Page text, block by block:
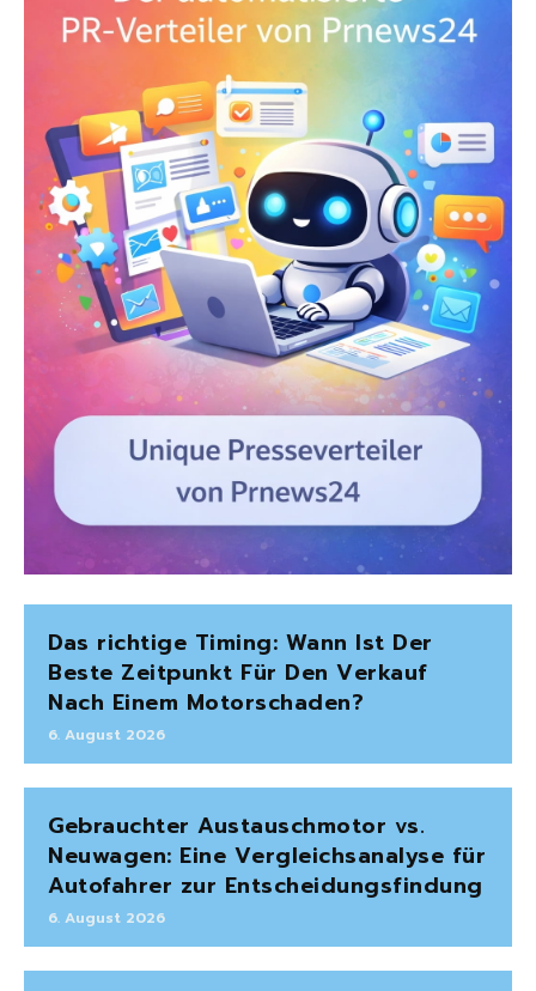
Das richtige Timing: Wann Ist Der
Beste Zeitpunkt Für Den Verkauf
Nach Einem Motorschaden?
6. August 2026
Gebrauchter Austauschmotor vs.
Neuwagen: Eine Vergleichsanalyse für
Autofahrer zur Entscheidungsfindung
6. August 2026